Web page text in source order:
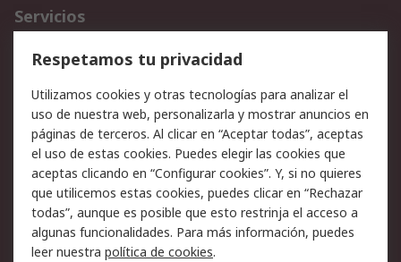
Servicios
Cómo realizar pedidos
Devoluciones
Facturación y pago
Ofertas
Soporte técnico
Legal
Aviso legal
Política de privacidad -
Actualizada
Política sobre cookies
Seguridad de emails
Certificaciones de
Condiciones de venta
Respetamos tu privacidad
Utilizamos cookies y otras tecnologías para analizar el
uso de nuestra web, personalizarla y mostrar anuncios en
páginas de terceros. Al clicar en “Aceptar todas”, aceptas
el uso de estas cookies. Puedes elegir las cookies que
aceptas clicando en “Configurar cookies”. Y, si no quieres
que utilicemos estas cookies, puedes clicar en “Rechazar
todas”, aunque es posible que esto restrinja el acceso a
algunas funcionalidades. Para más información, puedes
leer nuestra política de cookies.